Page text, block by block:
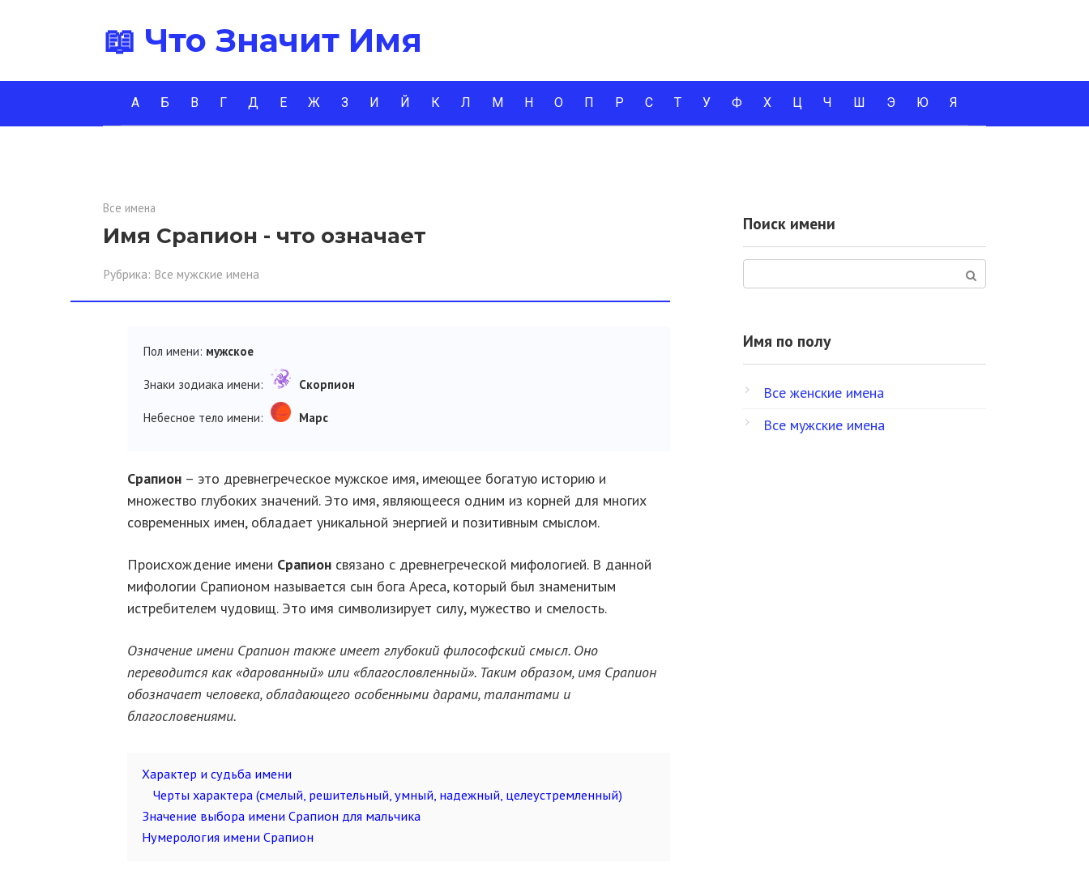
📖 Что Значит Имя
А Б В Г Д Е Ж З И Й К Л М Н О П Р С Т У Ф Х Ц Ч Ш Э Ю Я
Все имена
Имя Срапион - что означает
Рубрика: Все мужские имена
Пол имени: мужское
Знаки зодиака имени: Скорпион
Небесное тело имени: Марс
Срапион – это древнегреческое мужское имя, имеющее богатую историю и
множество глубоких значений. Это имя, являющееся одним из корней для многих
современных имен, обладает уникальной энергией и позитивным смыслом.
Происхождение имени Срапион связано с древнегреческой мифологией. В данной
мифологии Срапионом называется сын бога Ареса, который был знаменитым
истребителем чудовищ. Это имя символизирует силу, мужество и смелость.
Означение имени Срапион также имеет глубокий философский смысл. Оно
переводится как «дарованный» или «благословленный». Таким образом, имя Срапион
обозначает человека, обладающего особенными дарами, талантами и
благословениями.
Характер и судьба имени
Черты характера (смелый, решительный, умный, надежный, целеустремленный)
Значение выбора имени Срапион для мальчика
Нумерология имени Срапион
Поиск имени
Имя по полу
Все женские имена
Все мужские имена